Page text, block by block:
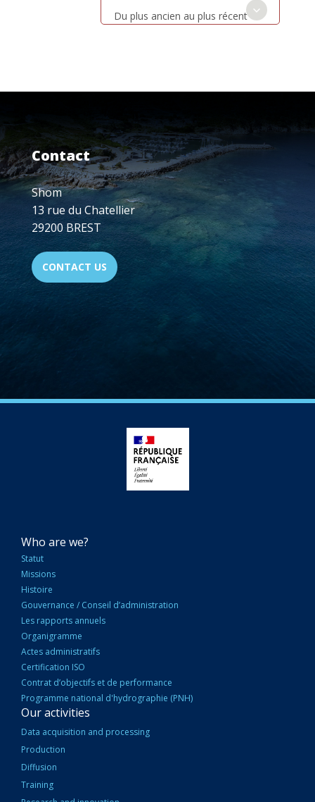
Du plus ancien au plus récent
Contact
Shom
13 rue du Chatellier
29200 BREST
CONTACT US
NAVIGATION
PRINCIPALE
Who are we?
Statut
Missions
Histoire
Gouvernance / Conseil d’administration
Les rapports annuels
Organigramme
Actes administratifs
Certification ISO
Contrat d’objectifs et de performance
Programme national d'hydrographie (PNH)
Our activities
Data acquisition and processing
Production
Diffusion
Training